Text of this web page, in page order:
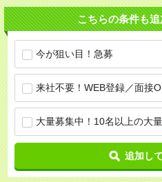
こちらの条件も
今が狙い目！急募
来社不要！WEB登録／面接
大量募集中！10名以上の大
追加し